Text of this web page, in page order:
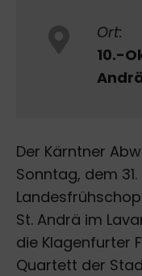
Ort:
10.-
Der Kärntner
Sonntag, dem
St. Andrä im
die Klagenfurter
Quartett der